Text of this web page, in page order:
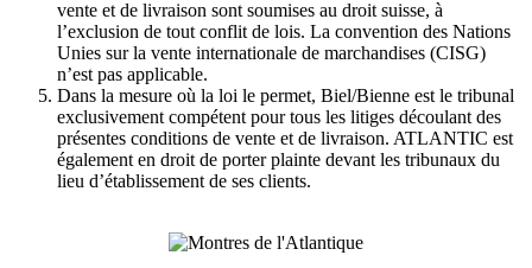
vente et de livraison sont soumises au droit suisse, à
l’exclusion de tout conflit de lois. La convention des Nations
Unies sur la vente internationale de marchandises (CISG)
n’est pas applicable.
Dans la mesure où la loi le permet, Biel/Bienne est le tribunal
exclusivement compétent pour tous les litiges découlant des
présentes conditions de vente et de livraison. ATLANTIC est
également en droit de porter plainte devant les tribunaux du
lieu d’établissement de ses clients.